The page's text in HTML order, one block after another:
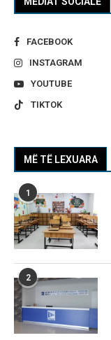
FACEBOOK
INSTAGRAM
YOUTUBE
TIKTOK
MË TË LEXUARA
1
2